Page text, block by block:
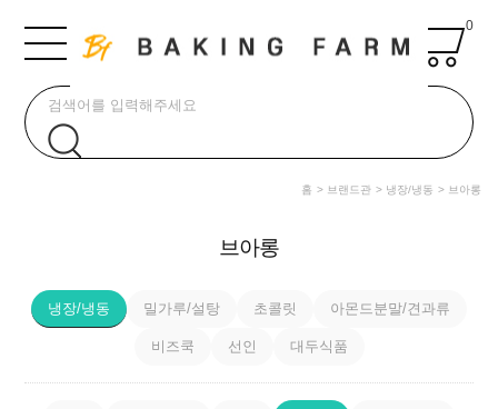
0
홈 브랜드관 냉장/냉동 브아롱
브아롱
냉장/냉동 밀가루/설탕 초콜릿 아몬드분말/견과류
비즈쿡 선인 대두식품